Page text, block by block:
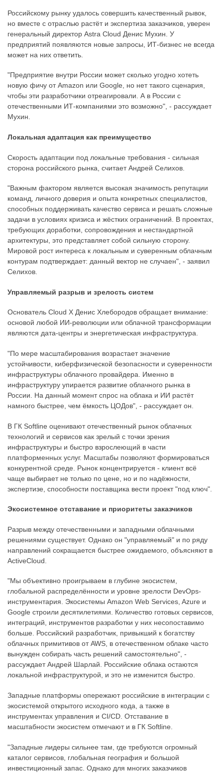
Российскому рынку удалось совершить качественный рывок,
но вместе с отраслью растёт и экспертиза заказчиков, уверен
генеральный директор Astra Cloud Денис Мухин. У
предприятий появляются новые запросы, ИТ-бизнес не всегда
может на них ответить.
"Предприятие внутри России может сколько угодно хотеть
новую фичу от Amazon или Google, но нет такого сценария,
чтобы эти разработчики отреагировали. А в России с
отечественными ИТ-компаниями это возможно", - рассуждает
Мухин.
Локальная адаптация как преимущество
Скорость адаптации под локальные требования - сильная
сторона российского рынка, считает Андрей Селихов.
"Важным фактором является высокая значимость репутации
команд, личного доверия и опыта конкретных специалистов,
способных поддерживать качество сервиса и решать сложные
задачи в условиях кризиса и жёстких ограничений. В проектах,
требующих доработки, сопровождения и нестандартной
архитектуры, это представляет собой сильную сторону.
Мировой рост интереса к локальным и суверенным облачным
контурам подтверждает: данный вектор не случаен", - заявил
Селихов.
Управляемый разрыв и зрелость систем
Основатель Cloud X Денис Хлебородов обращает внимание:
основой любой ИИ-революции или облачной трансформации
являются дата-центры и энергетическая инфраструктура.
"По мере масштабирования возрастает значение
устойчивости, киберфизической безопасности и суверенности
инфраструктуры облачного провайдера. Именно в
инфраструктуру упирается развитие облачного рынка в
России. На данный момент спрос на облака и ИИ растёт
намного быстрее, чем ёмкость ЦОДов", - рассуждает он.
В ГК Softline оценивают отечественный рынок облачных
технологий и сервисов как зрелый с точки зрения
инфраструктуры и быстро взрослеющий в части
платформенных услуг. Масштабы позволяют формироваться
конкурентной среде. Рынок концентрируется - клиент всё
чаще выбирает не только по цене, но и по надёжности,
экспертизе, способности поставщика вести проект "под ключ".
Экосистемное отставание и приоритеты заказчиков
Разрыв между отечественными и западными облачными
решениями существует. Однако он "управляемый" и по ряду
направлений сокращается быстрее ожидаемого, объясняют в
ActiveCloud.
"Мы объективно проигрываем в глубине экосистем,
глобальной распределённости и уровне зрелости DevOps-
инструментария. Экосистемы Amazon Web Services, Azure и
Google строили десятилетиями. Количество готовых сервисов,
интеграций, инструментов разработки у них несопоставимо
больше. Российский разработчик, привыкший к богатству
облачных примитивов от AWS, в отечественном облаке часто
вынужден собирать часть решений самостоятельно", -
рассуждает Андрей Шарлай. Российские облака остаются
локальной инфраструктурой, и это не изменится быстро.
Западные платформы опережают российские в интеграции с
экосистемой открытого исходного кода, а также в
инструментах управления и CI/CD. Отставание в
масштабности экосистем отмечают и в ГК Softline.
"Западные лидеры сильнее там, где требуются огромный
каталог сервисов, глобальная география и большой
инвестиционный запас. Однако для многих заказчиков